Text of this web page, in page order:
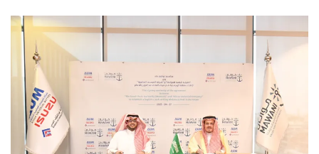
س
ا
إ